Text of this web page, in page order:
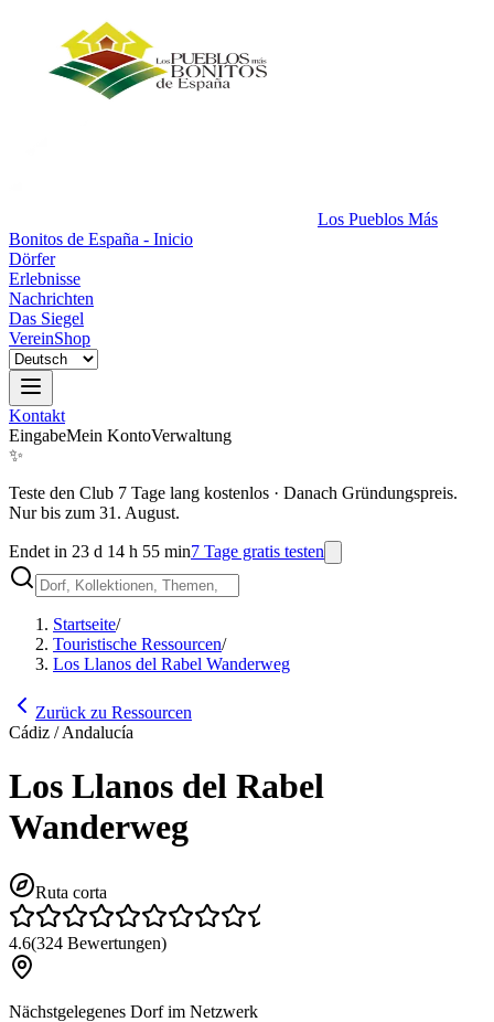
Los Pueblos Más
Bonitos de España - Inicio
Dörfer
Erlebnisse
Nachrichten
Das Siegel
VereinShop
Kontakt
EingabeMein KontoVerwaltung
✨
Teste den Club 7 Tage lang kostenlos · Danach Gründungspreis.
Nur bis zum 31. August.
Endet in 23 d 14 h 55 min7 Tage gratis testen
Startseite/
Touristische Ressourcen/
Los Llanos del Rabel Wanderweg
Zurück zu Ressourcen
Cádiz / Andalucía
Los Llanos del Rabel
Wanderweg
Ruta corta
4.6(324 Bewertungen)
Nächstgelegenes Dorf im Netzwerk